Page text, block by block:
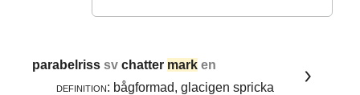
parabelrisssvchatter mark en
definition: bågformad, glacigen spricka